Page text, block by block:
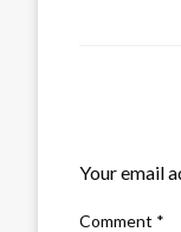
Your email
Comment *